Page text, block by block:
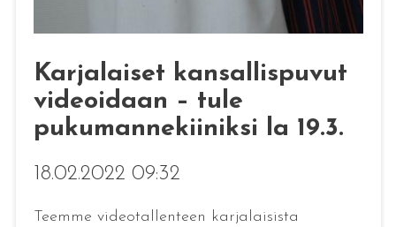
Karjalaiset kansallispuvut
videoidaan – tule
pukumannekiiniksi la 19.3.
18.02.2022 09:32
Teemme videotallenteen karjalaisista